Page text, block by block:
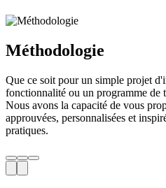
Méthodologie
Que ce soit pour un simple projet
fonctionnalité ou un programme de
Nous avons la capacité de vous
approuvées, personnalisées et
pratiques.